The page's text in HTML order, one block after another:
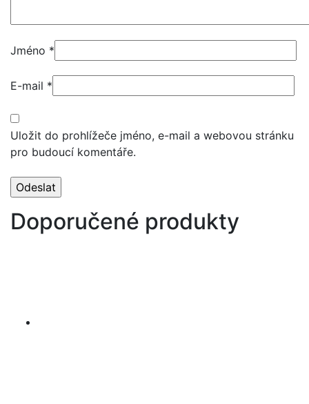
Jméno *
E-mail *
Uložit do prohlížeče jméno, e-mail a webovou stránku
pro budoucí komentáře.
Doporučené produkty